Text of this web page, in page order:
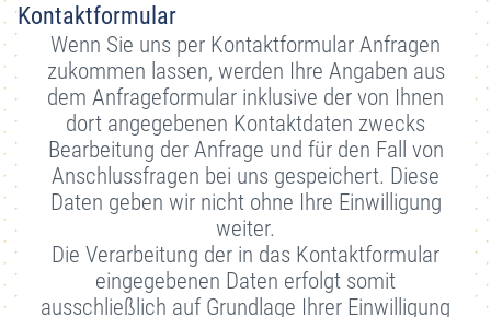
Kontaktformular
Wenn Sie uns per Kontaktformular Anfragen
zukommen lassen, werden Ihre Angaben aus
dem Anfrageformular inklusive der von Ihnen
dort angegebenen Kontaktdaten zwecks
Bearbeitung der Anfrage und für den Fall von
Anschlussfragen bei uns gespeichert. Diese
Daten geben wir nicht ohne Ihre Einwilligung
weiter.
Die Verarbeitung der in das Kontaktformular
eingegebenen Daten erfolgt somit
ausschließlich auf Grundlage Ihrer Einwilligung